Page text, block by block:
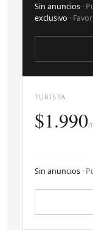
TURISTA
$1.990/
Sin anuncios ·
Sin anuncios ·
exclusivo ·